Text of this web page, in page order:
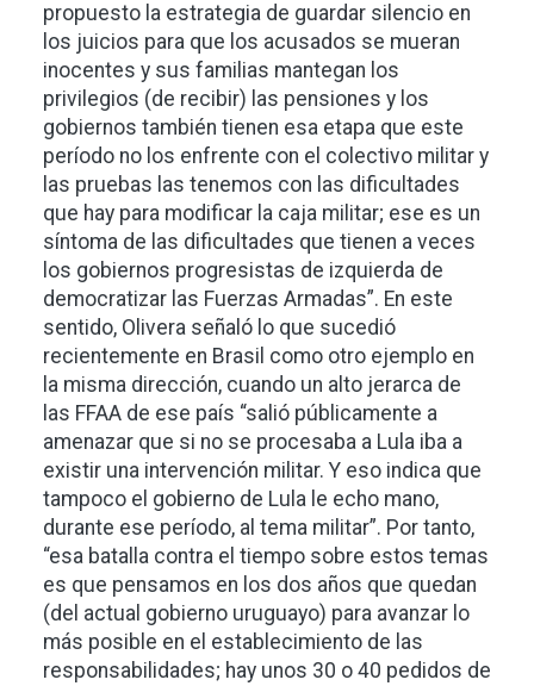
propuesto la estrategia de guardar silencio en
los juicios para que los acusados se mueran
inocentes y sus familias mantegan los
privilegios (de recibir) las pensiones y los
gobiernos también tienen esa etapa que este
período no los enfrente con el colectivo militar y
las pruebas las tenemos con las dificultades
que hay para modificar la caja militar; ese es un
síntoma de las dificultades que tienen a veces
los gobiernos progresistas de izquierda de
democratizar las Fuerzas Armadas”. En este
sentido, Olivera señaló lo que sucedió
recientemente en Brasil como otro ejemplo en
la misma dirección, cuando un alto jerarca de
las FFAA de ese país “salió públicamente a
amenazar que si no se procesaba a Lula iba a
existir una intervención militar. Y eso indica que
tampoco el gobierno de Lula le echo mano,
durante ese período, al tema militar”. Por tanto,
“esa batalla contra el tiempo sobre estos temas
es que pensamos en los dos años que quedan
(del actual gobierno uruguayo) para avanzar lo
más posible en el establecimiento de las
responsabilidades; hay unos 30 o 40 pedidos de